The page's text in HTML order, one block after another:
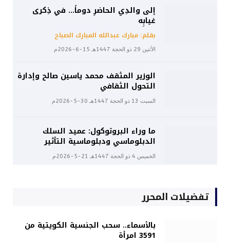
إلى والدِي الحاضرِ دوماً… في ذِكرى
غيابِه
بقلم: مبارك عبدالله المبارك الصباح
الأثنين 29 ذو الحجة 1447هـ 15-6-2026م
الوزير المثقف محمد ياسين صالح وإدارة
التحول الثقافي
السبت 13 ذو الحجة 1447هـ 30-5-2026م
ما وراء البروتوكول: عميد السلك
الدبلوماسي ودبلوماسية التأثير
الخميس 4 ذو الحجة 1447هـ 21-5-2026م
تفضيلات المحرر
بالأسماء.. سحب الجنسية الكويتية من
3591 امرأة